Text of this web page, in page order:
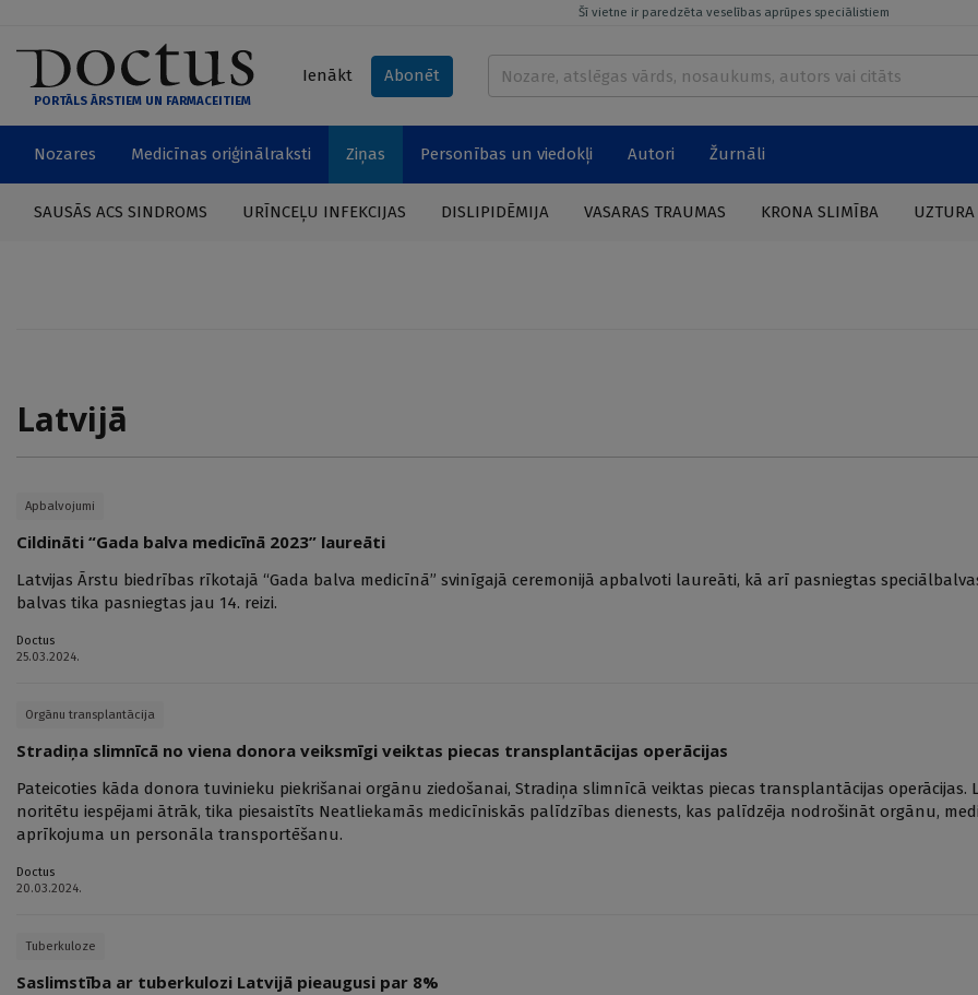
Šī vietne ir paredzēta veselības aprūpes speciālistiem
PORTĀLS ĀRSTIEM UN FARMACEITIEM
Ienākt Abonēt
Nozares Medicīnas oriģinālraksti Ziņas Personības un viedokļi Autori Žurnāli
SAUSĀS ACS SINDROMS URĪNCEĻU INFEKCIJAS DISLIPIDĒMIJA VASARAS TRAUMAS KRONA SLIMĪBA UZTURA
Latvijā
Apbalvojumi
Cildināti “Gada balva medicīnā 2023” laureāti
Latvijas Ārstu biedrības rīkotajā “Gada balva medicīnā” svinīgajā ceremonijā apbalvoti laureāti, kā arī pasniegtas
balvas tika pasniegtas jau 14. reizi.
Doctus
25.03.2024.
Orgānu transplantācija
Stradiņa slimnīcā no viena donora veiksmīgi veiktas piecas transplantācijas operācijas
Pateicoties kāda donora tuvinieku piekrišanai orgānu ziedošanai, Stradiņa slimnīcā veiktas piecas transplantācijas operācijas.
noritētu iespējami ātrāk, tika piesaistīts Neatliekamās medicīniskās palīdzības dienests, kas palīdzēja nodrošināt orgānu,
aprīkojuma un personāla transportēšanu.
Doctus
20.03.2024.
Tuberkuloze
Saslimstība ar tuberkulozi Latvijā pieaugusi par 8%